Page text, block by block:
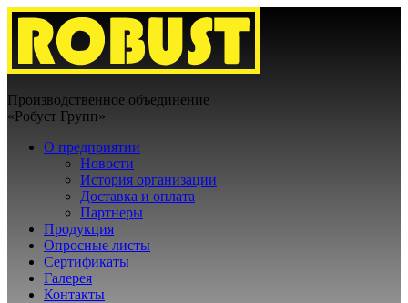
Производственное объединение
«Робуст Групп»
О предприятии
Новости
История организации
Доставка и оплата
Партнеры
Продукция
Опросные листы
Сертификаты
Галерея
Контакты